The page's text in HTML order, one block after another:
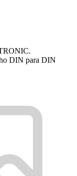
DIN para DIN